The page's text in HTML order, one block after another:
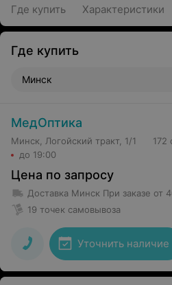
Где купить Характеристики
Где купить
Минск
МедОптика
Минск, Логойский тракт, 1/1
до 19:00
172
Цена по запросу
Доставка Минск При заказе от 40
19 точек самовывоза
Уточнить наличие